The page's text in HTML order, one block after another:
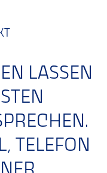
LASSEN
TELEFON